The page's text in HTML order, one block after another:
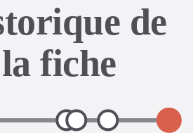
de
la fiche